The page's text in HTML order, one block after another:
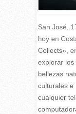
San José,
hoy en
Collects»,
explorar los
bellezas
culturales e
cualquier